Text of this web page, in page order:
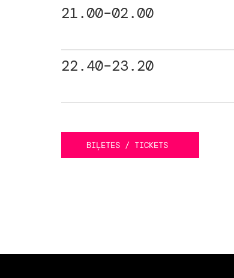
21.00–02.00
22.40–23.20
BIĻETES / TICKETS